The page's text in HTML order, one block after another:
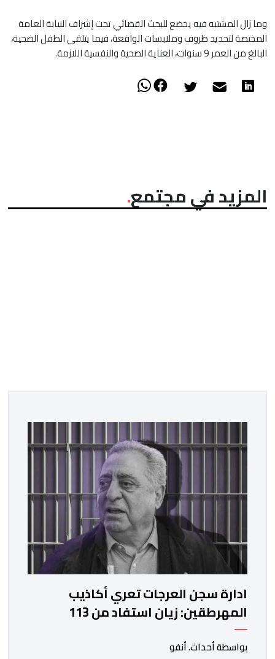
وما زال المشتبه فيه يخضع للبحث القضائي تحت إشراف النيابة العامة
المختصة لتحديد ظروف وملابسات الواقعة، فيما يتلقى الطفل الضحية،
البالغ من العمر 9 سنوات، العناية الصحية والنفسية اللازمة.
المزيد في مجتمع
ادارة سجن العرجات تعري أكاذيب
المهرطقين: زيان استفاد من 113
استشارة و50 فحصا طبيا
بواسطة أحداث. أنفو